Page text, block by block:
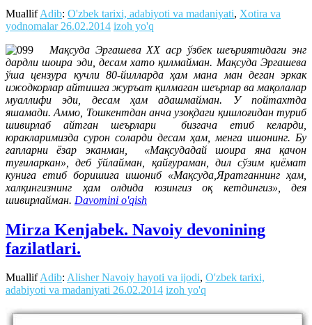
MuallifAdib: O'zbek tarixi, adabiyoti va madaniyati, Xotira va
yodnomalar 26.02.2014 izoh yo'q
Мақсуда Эргашева ХХ аср ўзбек шеъриятидаги энг
дардли шоира эди, десам хато қилмайман. Мақсуда Эргашева
ўша цензура кучли 80-йилларда ҳам мана ман деган эркак
ижодкорлар айтишга журъат қилмаган шеърлар ва мақолалар
муаллифи эди, десам ҳам адашмайман. У пойтахтда
яшамади. Аммо, Тошкентдан анча узоқдаги қишлоғидан туриб
шивирлаб айтган шеърлари бизгача етиб келарди,
юракларимизда сурон соларди десам ҳам, менга ишонинг. Бу
гапларни ёзар эканман, «Мақсудадай шоира яна қачон
туғиларкан», деб ўйлайман, қайғураман, дил сўзим қиёмат
кунига етиб боришига ишониб «Мақсуда,Яратганнинг ҳам,
халқингизнинг ҳам олдида юзингиз оқ кетдингиз», дея
шивирлайман. Davomini o'qish
Mirza Kenjabek. Navoiy devonining
fazilatlari.
MuallifAdib: Alisher Navoiy hayoti va ijodi, O'zbek tarixi,
adabiyoti va madaniyati 26.02.2014 izoh yo'q